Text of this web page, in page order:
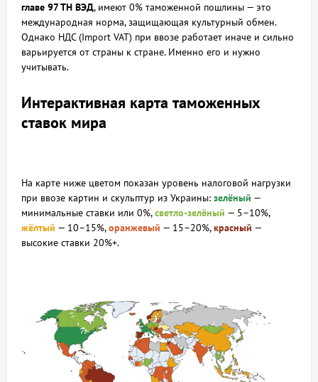
главе 97 ТН ВЭД, имеют 0% таможенной пошлины — это
международная норма, защищающая культурный обмен.
Однако НДС (Import VAT) при ввозе работает иначе и сильно
варьируется от страны к стране. Именно его и нужно
учитывать.
Интерактивная карта таможенных
ставок мира
На карте ниже цветом показан уровень налоговой нагрузки
при ввозе картин и скульптур из Украины: зелёный —
минимальные ставки или 0%,светло-зелёный — 5–10%,
жёлтый — 10–15%,оранжевый — 15–20%,красный —
высокие ставки 20%+.